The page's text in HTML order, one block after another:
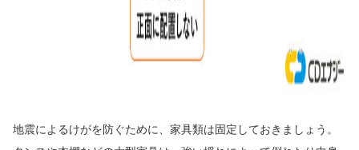
地震によるけがを防ぐために、家具類は固定しておきましょう。